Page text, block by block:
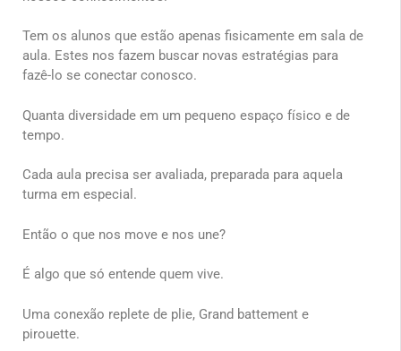
Tem os alunos que estão apenas fisicamente em sala de
aula. Estes nos fazem buscar novas estratégias para
fazê-lo se conectar conosco.
Quanta diversidade em um pequeno espaço físico e de
tempo.
Cada aula precisa ser avaliada, preparada para aquela
turma em especial.
Então o que nos move e nos une?
É algo que só entende quem vive.
Uma conexão replete de plie, Grand battement e
pirouette.